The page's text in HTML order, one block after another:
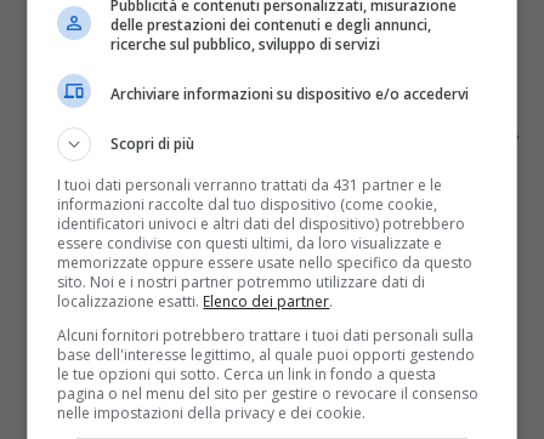
rischia di bruciare tutto
l’appartamento
Singolare intervento alle prime luci dell’alba di oggi,
giovedì 14 novembre, per i Vigili del Fuoco chiamati
perché ha preso fuoco una teca contenete un
pitone....
Pubblicità e contenuti personalizzati, misurazione
delle prestazioni dei contenuti e degli annunci,
ricerche sul pubblico, sviluppo di servizi
Archiviare informazioni su dispositivo e/o accedervi
Scopri di più
I tuoi dati personali verranno trattati da 431 partner e le
informazioni raccolte dal tuo dispositivo (come cookie,
identificatori univoci e altri dati del dispositivo) potrebbero
essere condivise con questi ultimi, da loro visualizzate e
memorizzate oppure essere usate nello specifico da questo
sito. Noi e i nostri partner potremmo utilizzare dati di
localizzazione esatti. Elenco dei partner.
Alcuni fornitori potrebbero trattare i tuoi dati personali sulla
base dell'interesse legittimo, al quale puoi opporti gestendo
le tue opzioni qui sotto. Cerca un link in fondo a questa
pagina o nel menu del sito per gestire o revocare il consenso
nelle impostazioni della privacy e dei cookie.